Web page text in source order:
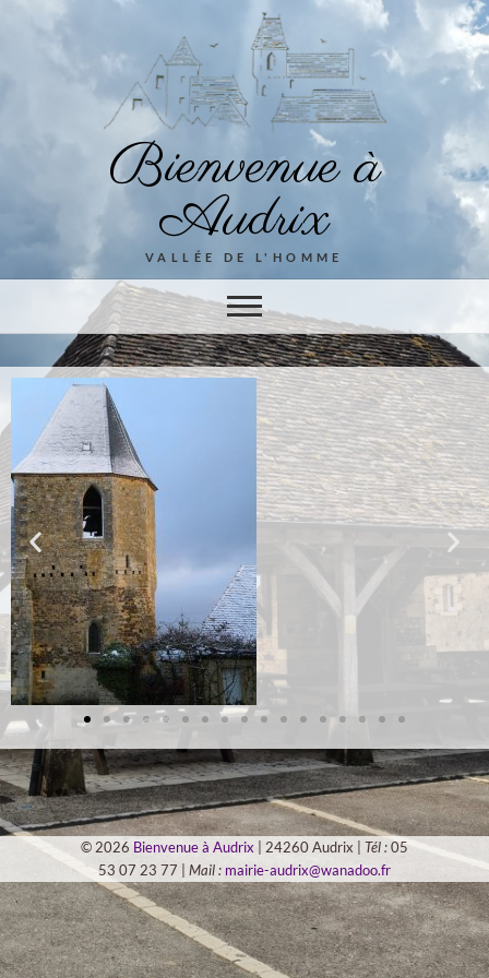
Bienvenue à
Audrix
VALLÉE DE L'HOMME
© 2026 Bienvenue à Audrix | 24260 Audrix | Tél :05
53 07 23 77 | Mail : mairie-audrix@wanadoo.fr